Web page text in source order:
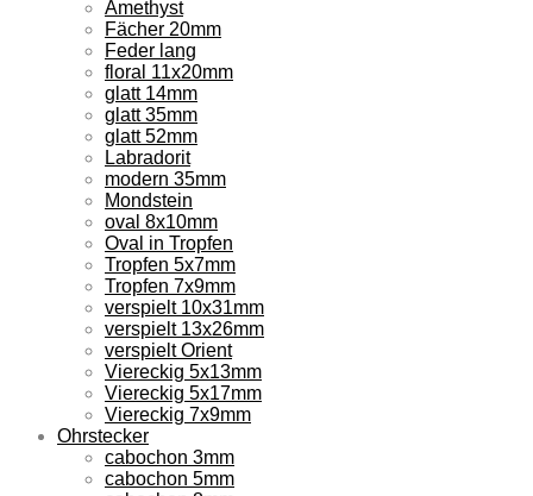
Amethyst
Fächer 20mm
Feder lang
floral 11x20mm
glatt 14mm
glatt 35mm
glatt 52mm
Labradorit
modern 35mm
Mondstein
oval 8x10mm
Oval in Tropfen
Tropfen 5x7mm
Tropfen 7x9mm
verspielt 10x31mm
verspielt 13x26mm
verspielt Orient
Viereckig 5x13mm
Viereckig 5x17mm
Viereckig 7x9mm
Ohrstecker
cabochon 3mm
cabochon 5mm